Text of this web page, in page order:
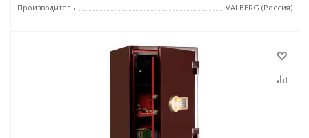
Производитель
VALBERG (Россия)